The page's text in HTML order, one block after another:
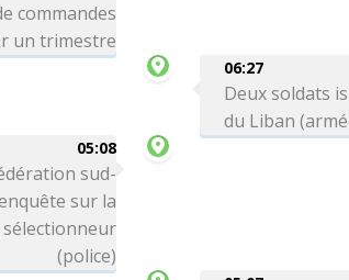
commandes
un trimestre
06:27
Deux soldats
du Liban
05:08
sud-
sur la
(police)